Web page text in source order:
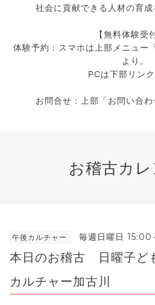
社会に貢献できる人材の育成
【無料体験受
体験予約：スマホは上部メニュー
より。
PCは下部リンク
お問合せ：上部「お問い合わ
お稽古カ
午後カルチャー 毎週日曜日 15:00
本日のお稽古 日曜子ど
カルチャー加古川